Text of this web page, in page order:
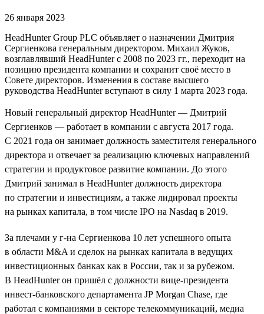
26 января 2023
HeadHunter Group PLC объявляет о назначении Дмитрия
Сергиенкова генеральным директором. Михаил Жуков,
возглавлявший HeadHunter с 2008 по 2023 гг., переходит на
позицию президента компании и сохранит своё место в
Совете директоров. Изменения в составе высшего
руководства HeadHunter вступают в силу 1 марта 2023 года.
Новый генеральный директор HeadHunter — Дмитрий
Сергиенков — работает в компании с августа 2017 года.
C 2021 года он занимает должность заместителя генерального
директора и отвечает за реализацию ключевых направлений
стратегии и продуктовое развитие компании. До этого
Дмитрий занимал в HeadHunter должность директора
по стратегии и инвестициям, а также лидировал проекты
на рынках капитала, в том числе IPO на Nasdaq в 2019.
За плечами у г-на Сергиенкова 10 лет успешного опыта
в области M&A и сделок на рынках капитала в ведущих
инвестиционных банках как в России, так и за рубежом.
В HeadHunter он пришёл с должности вице-президента
инвест-банковского департамента JP Morgan Chase, где
работал с компаниями в секторе телекоммуникаций, медиа